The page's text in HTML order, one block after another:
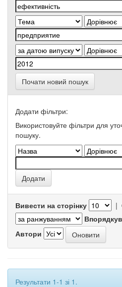
Почати новий пошук
Додати фільтри:
Використовуйте фільтри для
пошуку.
Вивести на сторінку |
Автори
Результати 1-1 зі 1.